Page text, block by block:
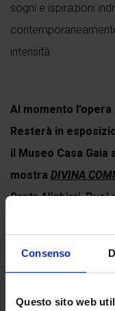
Consenso
Questo sito web
sogni e ispirazioni
intensità.
Al momento l'opera
Resterà in
il Museo Casa
mostra DIVINA
Dante Alighieri. Puoi
Continua a leggere